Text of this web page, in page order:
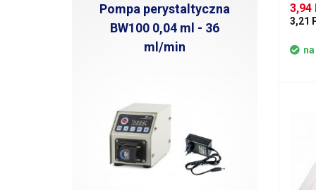
Pompa perystaltyczna
BW100 0,04 ml - 36
ml/min
do
3,94
3,21